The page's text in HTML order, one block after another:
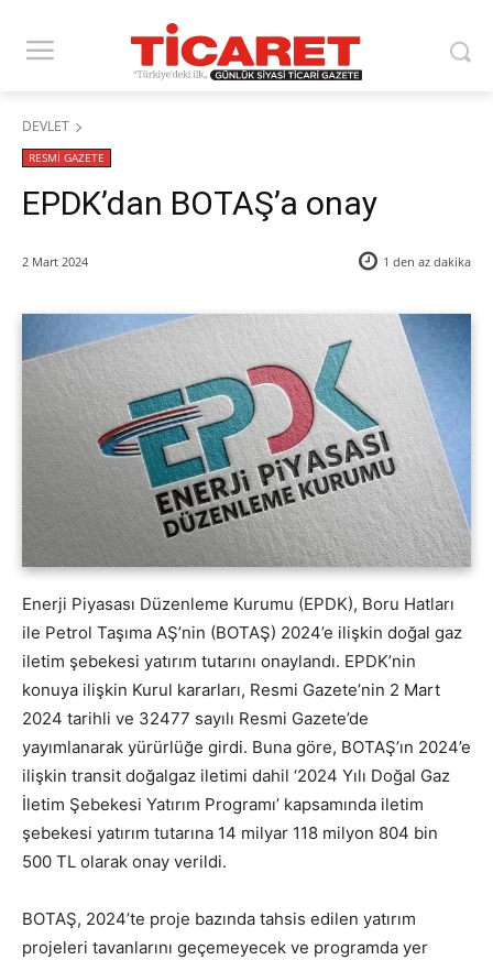
DEVLET
RESMİ GAZETE
EPDK’dan BOTAŞ’a onay
2 Mart 2024 1 den az dakika
Enerji Piyasası Düzenleme Kurumu (EPDK), Boru Hatları
ile Petrol Taşıma AŞ’nin (BOTAŞ) 2024’e ilişkin doğal gaz
iletim şebekesi yatırım tutarını onaylandı. EPDK’nin
konuya ilişkin Kurul kararları, Resmi Gazete’nin 2 Mart
2024 tarihli ve 32477 sayılı Resmi Gazete’de
yayımlanarak yürürlüğe girdi. Buna göre, BOTAŞ’ın 2024’e
ilişkin transit doğalgaz iletimi dahil ‘2024 Yılı Doğal Gaz
İletim Şebekesi Yatırım Programı’ kapsamında iletim
şebekesi yatırım tutarına 14 milyar 118 milyon 804 bin
500 TL olarak onay verildi.
BOTAŞ, 2024’te proje bazında tahsis edilen yatırım
projeleri tavanlarını geçemeyecek ve programda yer